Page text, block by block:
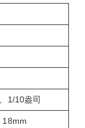
1/10盎司
18mm